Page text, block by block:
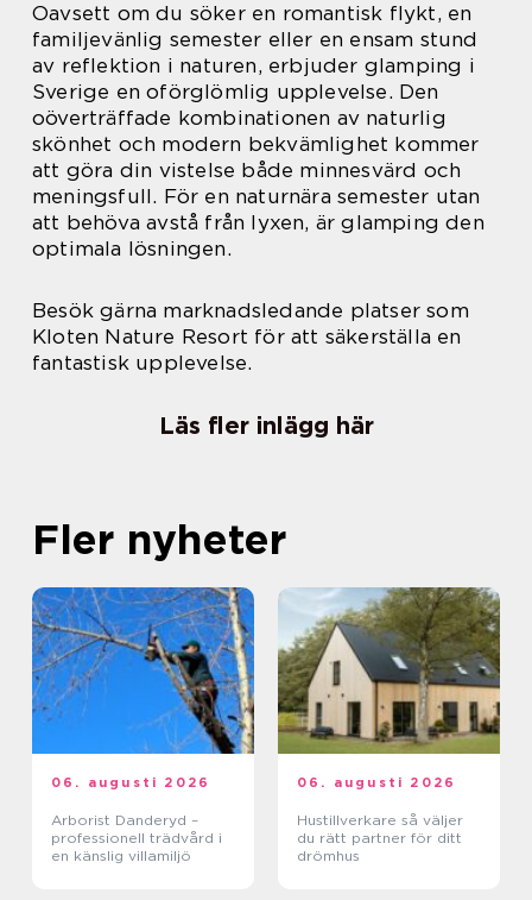
Oavsett om du söker en romantisk flykt, en
familjevänlig semester eller en ensam stund
av reflektion i naturen, erbjuder glamping i
Sverige en oförglömlig upplevelse. Den
oöverträffade kombinationen av naturlig
skönhet och modern bekvämlighet kommer
att göra din vistelse både minnesvärd och
meningsfull. För en naturnära semester utan
att behöva avstå från lyxen, är glamping den
optimala lösningen.
Besök gärna marknadsledande platser som
Kloten Nature Resort för att säkerställa en
fantastisk upplevelse.
Läs fler inlägg här
Fler nyheter
06. augusti 2026
Arborist Danderyd –
professionell trädvård i
en känslig villamiljö
06. augusti 2026
Hustillverkare så väljer
du rätt partner för ditt
drömhus